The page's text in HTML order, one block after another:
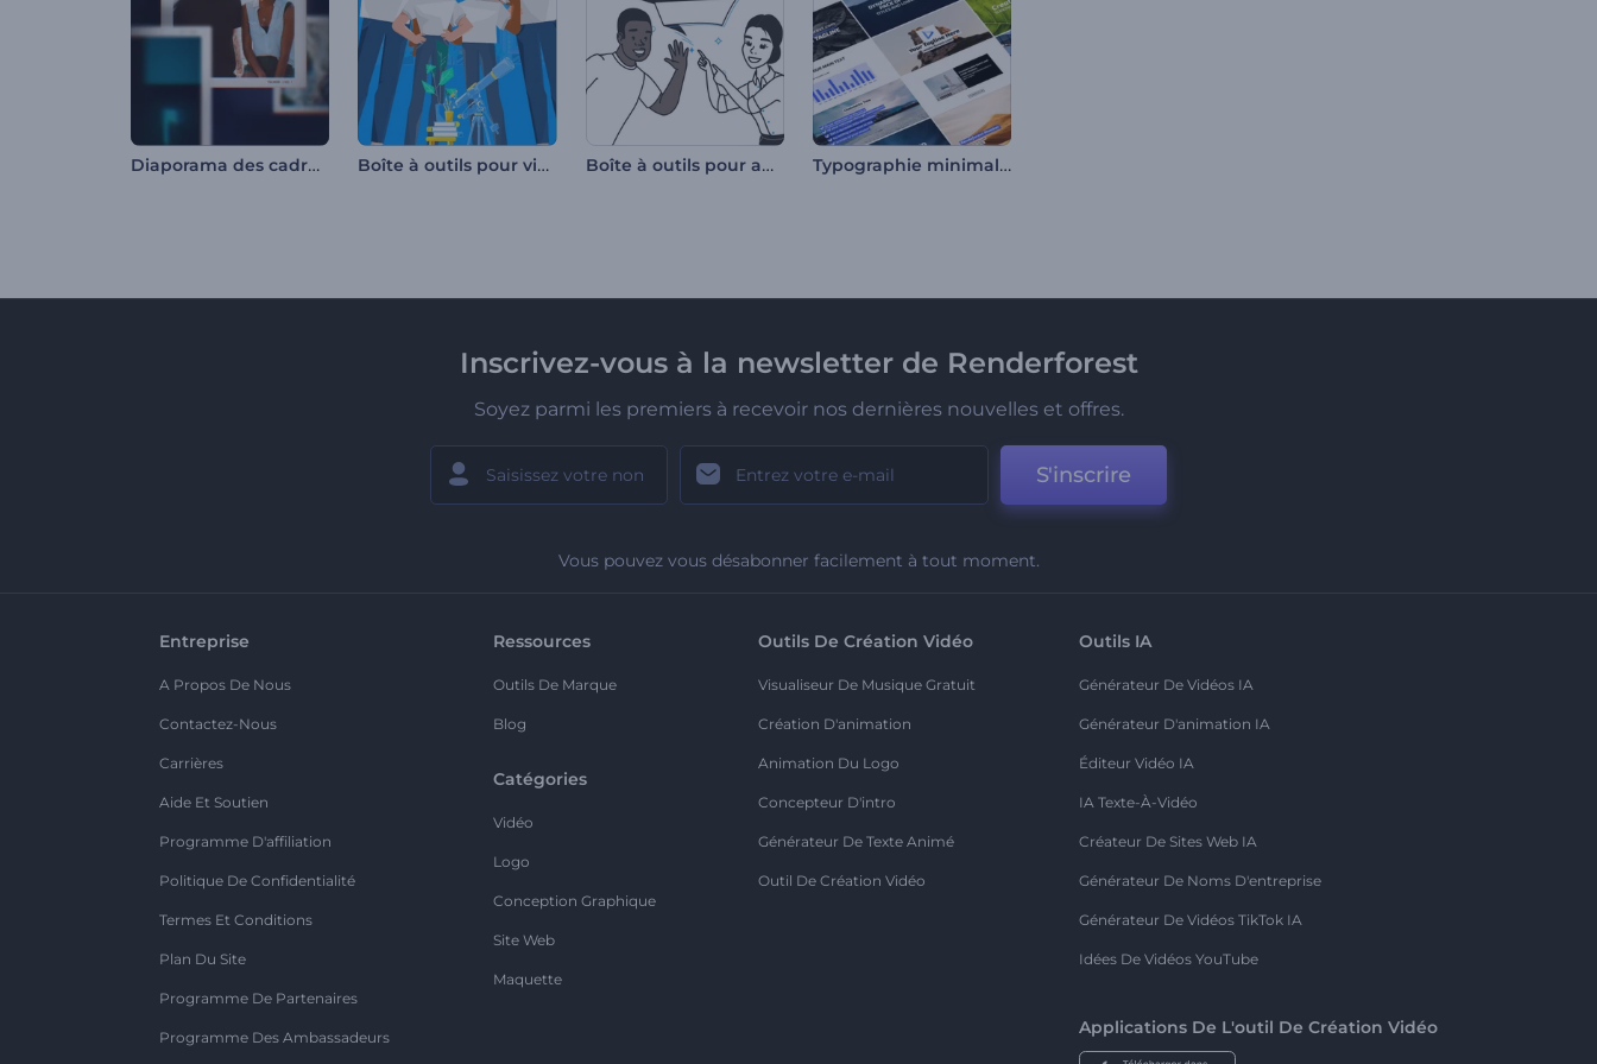
Diaporama des cadres Polaroid Boîte à outils pour vidéos explicatives branchées Boîte à outils pour animations sur tableau blanc Typographie minimaliste pour les réseaux sociaux
Inscrivez-vous à la newsletter de Renderforest
Soyez parmi les premiers à recevoir nos dernières nouvelles et offres.
S'inscrire
Vous pouvez vous désabonner facilement à tout moment.
Entreprise
A Propos De Nous
Contactez-Nous
Carrières
Aide Et Soutien
Programme D'affiliation
Politique De Confidentialité
Termes Et Conditions
Plan Du Site
Programme De Partenaires
Programme Des Ambassadeurs
Ressources
Outils De Marque
Blog
Catégories
Vidéo
Logo
Conception Graphique
Site Web
Maquette
Outils De Création Vidéo
Visualiseur De Musique Gratuit
Création D'animation
Animation Du Logo
Concepteur D'intro
Générateur De Texte Animé
Outil De Création Vidéo
Outils IA
Générateur De Vidéos IA
Générateur D'animation IA
Éditeur Vidéo IA
IA Texte-À-Vidéo
Créateur De Sites Web IA
Générateur De Noms D'entreprise
Générateur De Vidéos TikTok IA
Idées De Vidéos YouTube
Applications De L'outil De Création Vidéo